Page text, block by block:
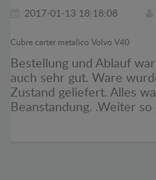
2017-01-13 18:18:08
Cubre carter metalico Volvo V40
Bestellung und Ablauf
auch sehr gut. Ware
Zustand geliefert. Alles
Beanstandung. .Weiter